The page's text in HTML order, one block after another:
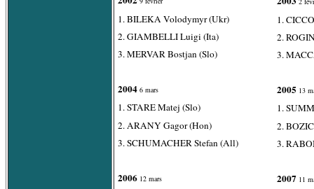
1. BILEKA Volodymyr (Ukr)
2. GIAMBELLI Luigi (Ita)
3. MERVAR Bostjan (Slo)
2004 6 mars
1. STARE Matej (Slo)
2. ARANY Gagor (Hon)
3. SCHUMACHER Stefan (All)
2006 12 mars
1.
2.
3.
2005 13
1.
2.
3.
2007 11